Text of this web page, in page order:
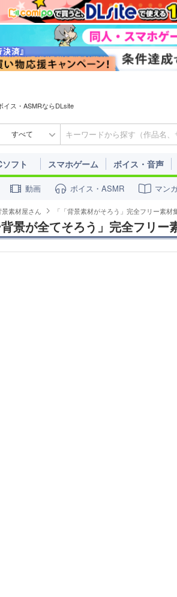
イス・ASMRならDLsite
すべて
ソフト スマホゲーム ボイス・音声
動画 ボイス・ASMR マン
景素材屋さん 「「背景素材がそろう」完全フリー素材
背景が全てそろう」完全フリー